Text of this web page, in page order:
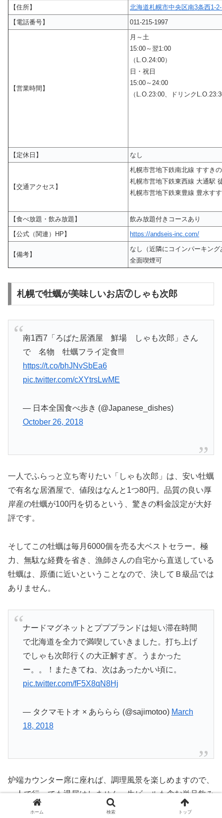
【住所】
北海道札幌市中央区南3条西1-
【電話番号】
011-215-1997
【営業時間】
月～土
15:00～翌1:00
（L.O.24:00）
日・祝日
15:00～24:00
（L.O.23:00、ドリンク
【定休日】 なし
【交通アクセス】
札幌市営地下鉄南北線 すすき
札幌市営地下鉄東西線 大通駅
札幌市営地下鉄東豊線 豊水す
【食べ放題・飲み放題】
飲み放題付きコースあり
【公式（関連）HP】
https://andseis-inc.com/
【備考】
なし（近隣にコインパーキング
全面喫煙可
札幌で牡蠣が美味しいお店⑦しゃも次郎
南1西7「ろばた居酒屋 鮮場 しゃも次郎」さん
で 名物 牡蠣フライ定食!!!
https://t.co/bhJNvSbEa6
pic.twitter.com/cXYtrsLwME
— 日本全国食べ歩き (@Japanese_dishes)
October 26, 2018
一人でふらっと立ち寄りたい「しゃも次郎」は、安い牡蠣
で有名な居酒屋で、値段はなんと1つ80円。品質の良い厚
岸産の牡蠣が100円を切るという、驚きの料金設定が大好
評です。
そしてこの牡蠣は毎月6000個を売る大ベストセラー。極
力、無駄な経費を省き、漁師さんの自宅から直送している
牡蠣は、原価に近いということなので、決してＢ級品では
ありません。
ナードマグネットとプププランドは短い滞在時間
で北海道を全力で満喫していきました。打ち上げ
でしゃも次郎行くの大正解すぎ。うまかった
ー。。！またきてね、次はあったかい頃に。
pic.twitter.com/fF5X8qN8Hj
— タクマモトオ × あららら (@sajimotoo) March
18, 2018
炉端カウンター席に座れば、調理風景を楽しめますので、
一人で行っても退屈はしません。生ビールも含む単品飲み
放題があり、120分1,290円（税抜）という安い料金設
ホーム 検索 トップ